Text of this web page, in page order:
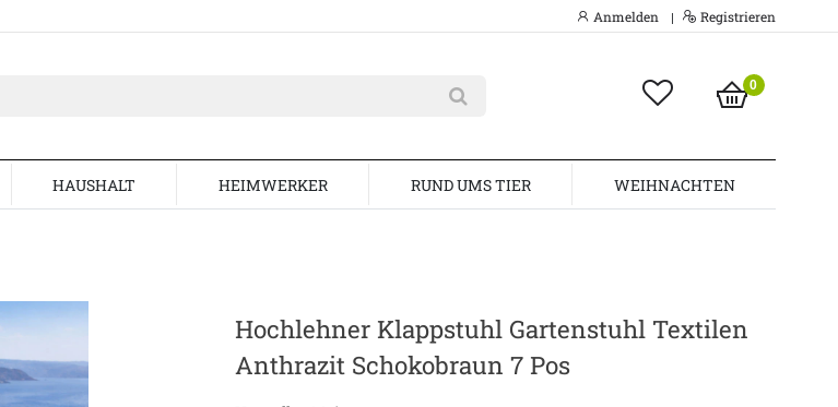
Anmelden | Registrieren
0
HAUSHALT HEIMWERKER RUND UMS TIER WEIHNACHTEN
Hochlehner Klappstuhl Gartenstuhl Textilen
Anthrazit Schokobraun 7 Pos